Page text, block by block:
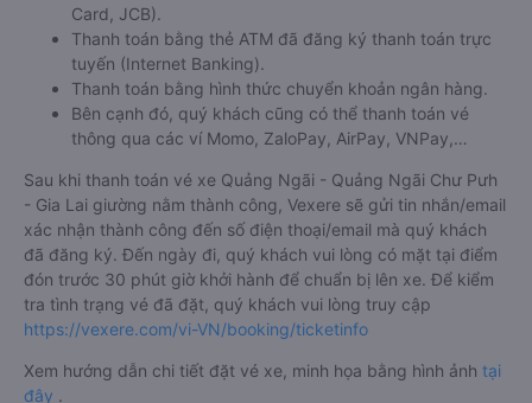
Card, JCB).
Thanh toán bằng thẻ ATM đã đăng ký thanh toán trực
tuyến (Internet Banking).
Thanh toán bằng hình thức chuyển khoản ngân hàng.
Bên cạnh đó, quý khách cũng có thể thanh toán vé
thông qua các ví Momo, ZaloPay, AirPay, VNPay,…
Sau khi thanh toán vé xe Quảng Ngãi - Quảng Ngãi Chư Pưh
- Gia Lai giường nằm thành công, Vexere sẽ gửi tin nhắn/email
xác nhận thành công đến số điện thoại/email mà quý khách
đã đăng ký. Đến ngày đi, quý khách vui lòng có mặt tại điểm
đón trước 30 phút giờ khởi hành để chuẩn bị lên xe. Để kiểm
tra tình trạng vé đã đặt, quý khách vui lòng truy cập
https://vexere.com/vi-VN/booking/ticketinfo
Xem hướng dẫn chi tiết đặt vé xe, minh họa bằng hình ảnh tại
đây .